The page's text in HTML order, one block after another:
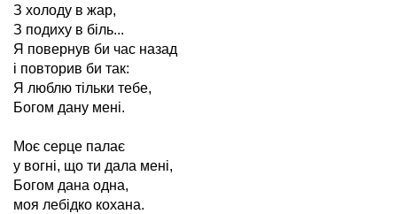
З холоду в жар,
З подиху в біль...
Я повернув би час назад
і повторив би так:
Я люблю тільки тебе,
Богом дану мені.
Моє серце палає
у вогні, що ти дала мені,
Богом дана одна,
моя лебідко кохана.